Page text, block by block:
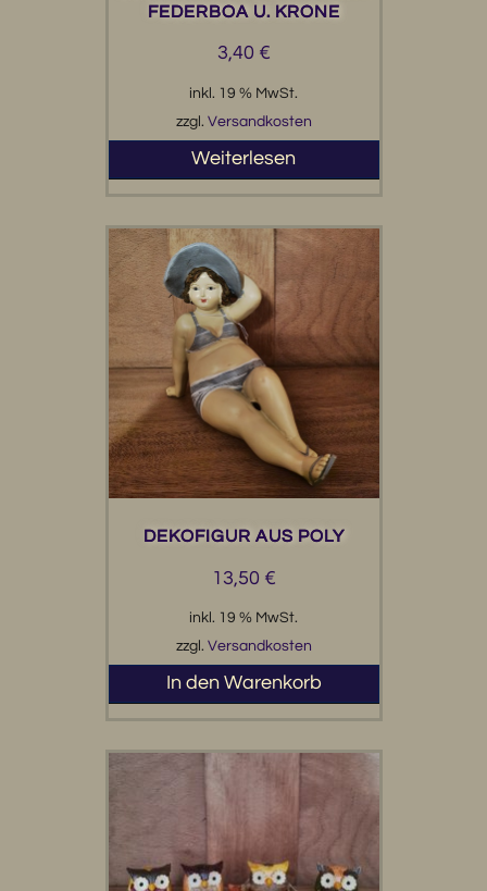
EDERBOA U. KRONE
3,40 €
inkl. 19 % MwSt.
zzgl. Versandkosten
Weiterlesen
DEKOFIGUR AUS POLY
13,50 €
inkl. 19 % MwSt.
zzgl. Versandkosten
In den Warenkorb